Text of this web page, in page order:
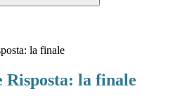
la finale
Risposta: la finale